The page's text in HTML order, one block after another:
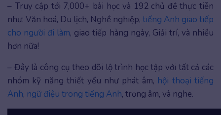
– Truy cập tới 7,000+ bài học và 192 chủ đề thực tiễn
như: Văn hoá, Du lịch, Nghề nghiệp, tiếng Anh giao tiếp
cho người đi làm, giao tiếp hàng ngày, Giải trí, và nhiều
hơn nữa!
– Đây là công cụ theo dõi lộ trình học tập với tất cả các
nhóm kỹ năng thiết yếu như phát âm, hội thoại tiếng
Anh, ngữ điệu trong tiếng Anh, trọng âm, và nghe.